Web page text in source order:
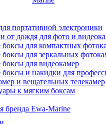
портативной электроники
от дождя для фото и
для компактных
для зеркальных
для видеокамер
и накидки для
и вещательных телекамер
к мягким боксам
бренда Ewa-Marine